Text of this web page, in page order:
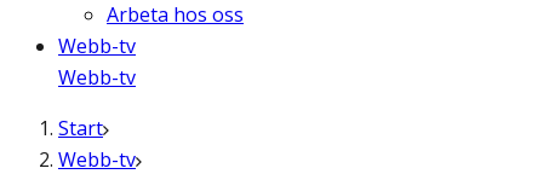
Arbeta hos oss
Webb-tv
Webb-tv
Start
Webb-tv